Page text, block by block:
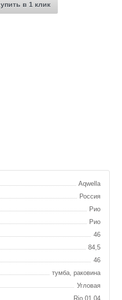
в 1 клик
Aqwella
Россия
Рио
Рио
46
84,5
46
тумба, раковина
Угловая
Rio.01.04